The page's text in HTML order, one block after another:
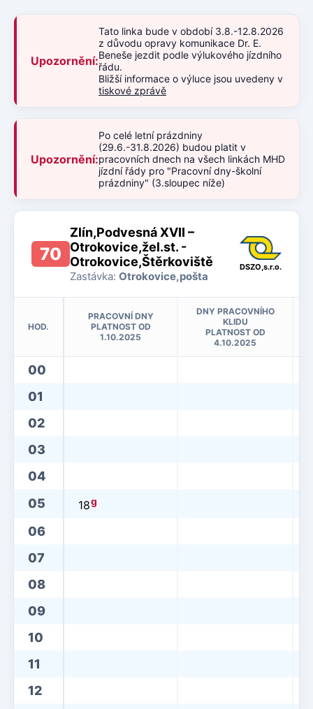
Upozornění:
Tato linka bude v období 3.8.-12.8.2026
z důvodu opravy komunikace Dr. E.
Beneše jezdit podle výlukového jízdního
řádu.
Bližší informace o výluce jsou uvedeny v
tiskové zprávě
Upozornění:
Po celé letní prázdniny
(29.6.-31.8.2026) budou platit v
pracovních dnech na všech linkách MHD
jízdní řády pro "Pracovní dny-školní
prázdniny" (3.sloupec níže)
70
Zlín,Podvesná XVII –
Otrokovice,žel.st. -
Otrokovice,Štěrkoviště
Zastávka: Otrokovice,pošta
DSZO,s.r.o.
HOD.
PRACOVNÍ DNY
PLATNOST OD
1.10.2025
DNY PRACOVNÍHO
KLIDU
PLATNOST OD
4.10.2025
00
01
02
03
04
05
18g
06
07
08
09
10
11
12